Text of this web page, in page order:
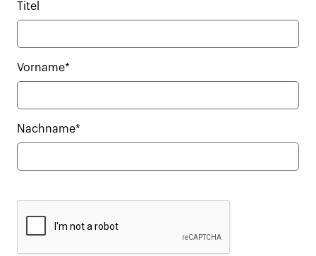
Titel
Vorname*
Nachname*